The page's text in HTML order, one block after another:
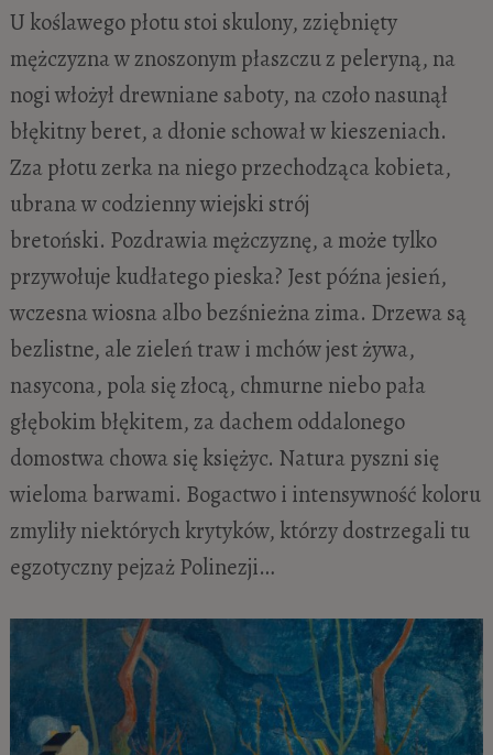
U koślawego płotu stoi skulony, zziębnięty
mężczyzna w znoszonym płaszczu z peleryną, na
nogi włożył drewniane saboty, na czoło nasunął
błękitny beret, a dłonie schował w kieszeniach.
Zza płotu zerka na niego przechodząca kobieta,
ubrana w codzienny wiejski strój
bretoński. Pozdrawia mężczyznę, a może tylko
przywołuje kudłatego pieska? Jest późna jesień,
wczesna wiosna albo bezśnieżna zima. Drzewa są
bezlistne, ale zieleń traw i mchów jest żywa,
nasycona, pola się złocą, chmurne niebo pała
głębokim błękitem, za dachem oddalonego
domostwa chowa się księżyc. Natura pyszni się
wieloma barwami. Bogactwo i intensywność koloru
zmyliły niektórych krytyków, którzy dostrzegali tu
egzotyczny pejzaż Polinezji…